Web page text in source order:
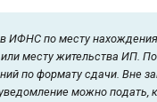
ИФНС по месту нахождения
месту жительства ИП.
по формату сдачи. Вне
можно подать,